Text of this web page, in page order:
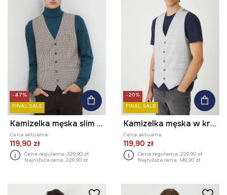
-47%
FINAL SALE
Kamizelka męska slim z drobnym wzorem
Cena aktualna:
119,90 zł
Cena regularna: 229,90 zł
Najniższa cena: 229,90 zł
-20%
FINAL SALE
Kamizelka męska w kratę
Cena aktualna:
119,90 zł
Cena regularna: 229,90 zł
Najniższa cena: 149,90 zł